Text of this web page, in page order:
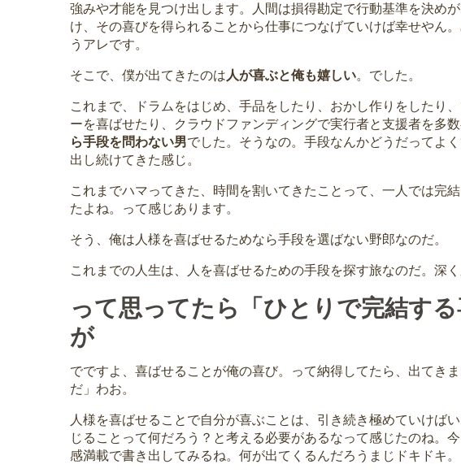
強みや才能を見つけ出します。人間は損得勘定で行動基準を決め
け、その喜びを得られることから仕事につなげていけば幸せやん
うアレです。
そこで、僕が出てきたのは人が喜ぶと俺も嬉しい。でした。
これまで、ドラムをはじめ、手品をしたり、おかし作りをしたり
ーを喜ばせたり、クラウドファンディングで実行者と支援者を多
ら手段を問わない男でした。そうなの。手段なんかどうだってよ
出し続けてきた感じ。
これまでハマってきた、時間を割いてきたことって、一人では完
たよね。って感じあります。
そう、俺は人様を喜ばせるためなら手段を選ばない野郎なのだ。
これまでの人生は、人を喜ばせるための手段を探す旅なのだ。深
って思ってたら「ひとりで完結す
が
でですよ、喜ばせることが俺の喜び。って納得してたら、出てき
だ」わお。
人様を喜ばせることで自分が喜ぶことは、引き続き極めていけば
じることって何だろう？と考える必要があるなって感じたのね。
感満載で書き出してみるね。何が出てくるんだろうまじドキドキ。